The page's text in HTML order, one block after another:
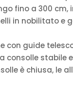
fino a 300 cm,
in nobilitato e
con guide
consolle stabile
è chiusa, le